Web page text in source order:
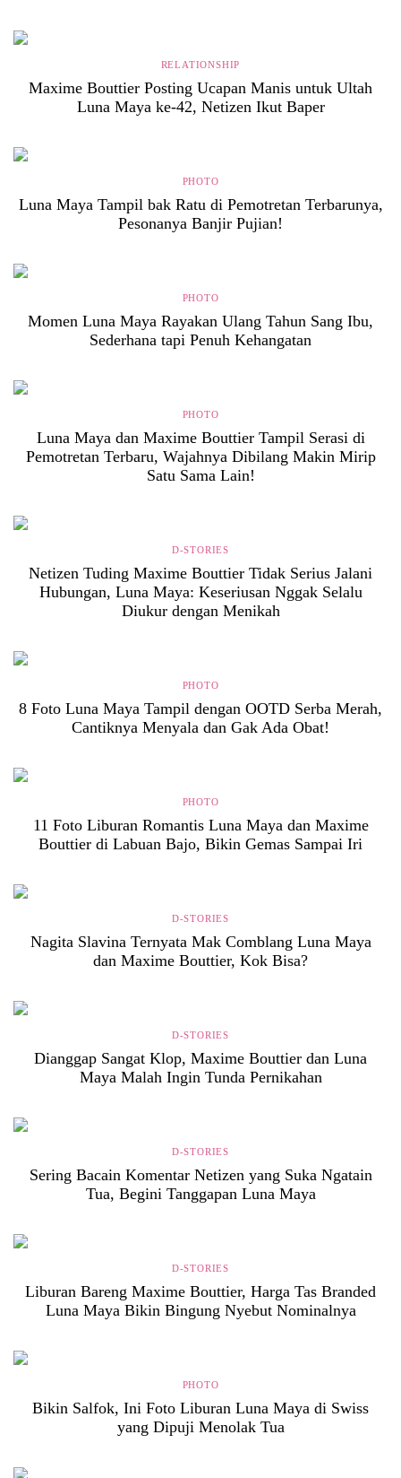
RELATIONSHIP
Maxime Bouttier Posting Ucapan Manis untuk Ultah
Luna Maya ke-42, Netizen Ikut Baper
PHOTO
Luna Maya Tampil bak Ratu di Pemotretan Terbarunya,
Pesonanya Banjir Pujian!
PHOTO
Momen Luna Maya Rayakan Ulang Tahun Sang Ibu,
Sederhana tapi Penuh Kehangatan
PHOTO
Luna Maya dan Maxime Bouttier Tampil Serasi di
Pemotretan Terbaru, Wajahnya Dibilang Makin Mirip
Satu Sama Lain!
D-STORIES
Netizen Tuding Maxime Bouttier Tidak Serius Jalani
Hubungan, Luna Maya: Keseriusan Nggak Selalu
Diukur dengan Menikah
PHOTO
8 Foto Luna Maya Tampil dengan OOTD Serba Merah,
Cantiknya Menyala dan Gak Ada Obat!
PHOTO
11 Foto Liburan Romantis Luna Maya dan Maxime
Bouttier di Labuan Bajo, Bikin Gemas Sampai Iri
D-STORIES
Nagita Slavina Ternyata Mak Comblang Luna Maya
dan Maxime Bouttier, Kok Bisa?
D-STORIES
Dianggap Sangat Klop, Maxime Bouttier dan Luna
Maya Malah Ingin Tunda Pernikahan
D-STORIES
Sering Bacain Komentar Netizen yang Suka Ngatain
Tua, Begini Tanggapan Luna Maya
D-STORIES
Liburan Bareng Maxime Bouttier, Harga Tas Branded
Luna Maya Bikin Bingung Nyebut Nominalnya
PHOTO
Bikin Salfok, Ini Foto Liburan Luna Maya di Swiss
yang Dipuji Menolak Tua